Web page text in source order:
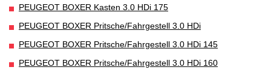
PEUGEOT BOXER Kasten 3.0 HDi 175
PEUGEOT BOXER Pritsche/Fahrgestell 3.0 HDi
PEUGEOT BOXER Pritsche/Fahrgestell 3.0 HDi 145
PEUGEOT BOXER Pritsche/Fahrgestell 3.0 HDi 160